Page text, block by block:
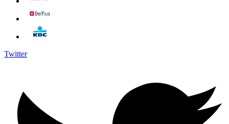
Twitter